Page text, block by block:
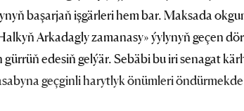
başarjaň işgärleri hem bar. Maksada
Arkadagly zamanasy» ýylynyň geçen
edesiň gelýär. Sebäbi bu iri senagat
geçginli harytlyk önümleri